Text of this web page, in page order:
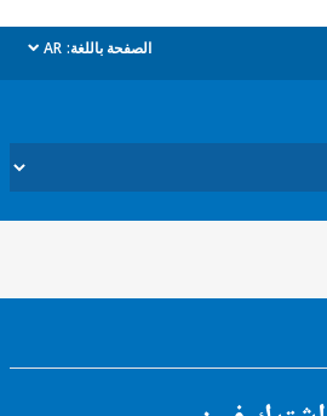
الصفحة باللغة: AR
dropdown